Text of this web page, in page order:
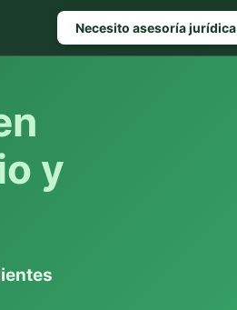
Necesito asesoría jurídica
y